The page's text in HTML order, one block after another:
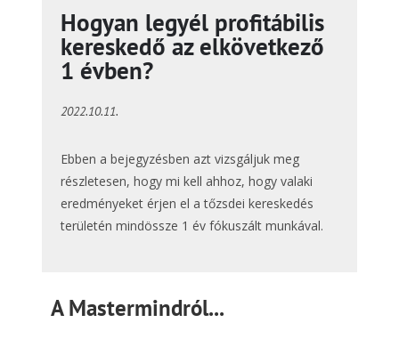
Hogyan legyél profitábilis
kereskedő az elkövetkező
1 évben?
2022.10.11.
Ebben a bejegyzésben azt vizsgáljuk meg
részletesen, hogy mi kell ahhoz, hogy valaki
eredményeket érjen el a tőzsdei kereskedés
területén mindössze 1 év fókuszált munkával.
A Mastermindról...